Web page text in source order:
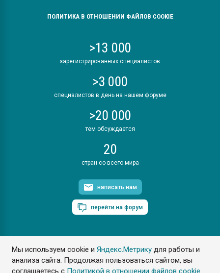
Мы используем cookie иЯндекс.Метрику для работы и
анализа сайта. Продолжая пользоваться сайтом, вы
соглашаетесь с Политикой в отношении файлов cookie
ПОЛИТИКА В ОТНОШЕНИИ ФАЙЛОВ COOKIE
>13 000
зарегистрированных специалистов
>3 000
специалистов в день на нашем форуме
>20 000
тем обсуждается
20
стран со всего мира
написать нам
перейти на форум
ПластЭксперт © 2006. Все права защищены
Разрешается копирование материалов сайта с обязательной
ссылкой на www.e-plastic.ru